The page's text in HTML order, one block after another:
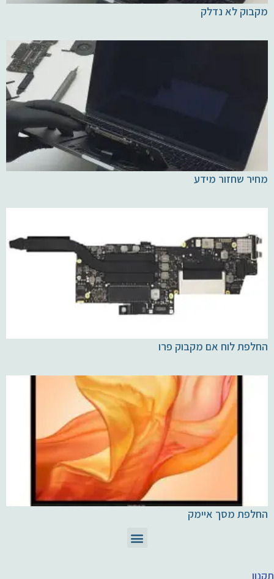
מקבוק לא נדלק
מחיר שחזור מידע
החלפת לוח אם מקבוק פרו
החלפת מסך איימק
תקנון